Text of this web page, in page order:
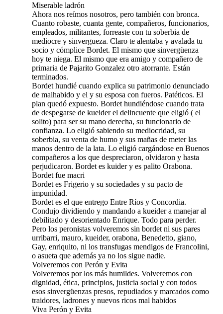
Miserable ladrón
Ahora nos reímos nosotros, pero también con bronca.
Cuanto robaste, cuanta gente, compañeros, funcionarios,
empleados, militantes, forreaste con tu soberbia de
mediocre y sinvergueza. Claro te alentaba y avalada tu
socio y cómplice Bordet. El mismo que sinvergüenza
hoy te niega. El mismo que era amigo y compañero de
primaria de Pajarito Gonzalez otro atorrante. Están
terminados.
Bordet hundié cuando explica su patrimonio denunciado
de malhabido y el y su esposa con fueros. Patéticos. El
plan quedó expuesto. Bordet hundiéndose cuando trata
de despegarse de kueider el delincuente que eligió ( el
solito) para ser su mano derecha, su funcionario de
confianza. Lo eligió sabiendo su mediocridad, su
soberbia, su venta de humo y sus mañas de meter las
manos dentro de la lata. Lo eligió cargándose en Buenos
compañeros a los que despreciaron, olvidaron y hasta
perjudicaron. Bordet es kuider y es palito Orabona.
Bordet fue macri
Bordet es Frigerio y su sociedades y su pacto de
impunidad.
Bordet es el que entrego Entre Ríos y Concordia.
Condujo dividiendo y mandando a kueider a manejar al
debilitado y desorientado Enrique. Todo para perder.
Pero los peronistas volveremos sin bordet ni sus pares
urribarri, mauro, kueider, orabona, Benedetto, giano,
Gay, enriquito, ni los transfugas mendigos de Francolini,
o asueta que además ya no los sigue nadie.
Volveremos con Perón y Evita
Volveremos por los más humildes. Volveremos con
dignidad, ética, principios, justicia social y con todos
esos sinvergüenzas presos, repudiados y marcados como
traidores, ladrones y nuevos ricos mal habidos
Viva Perón y Evita